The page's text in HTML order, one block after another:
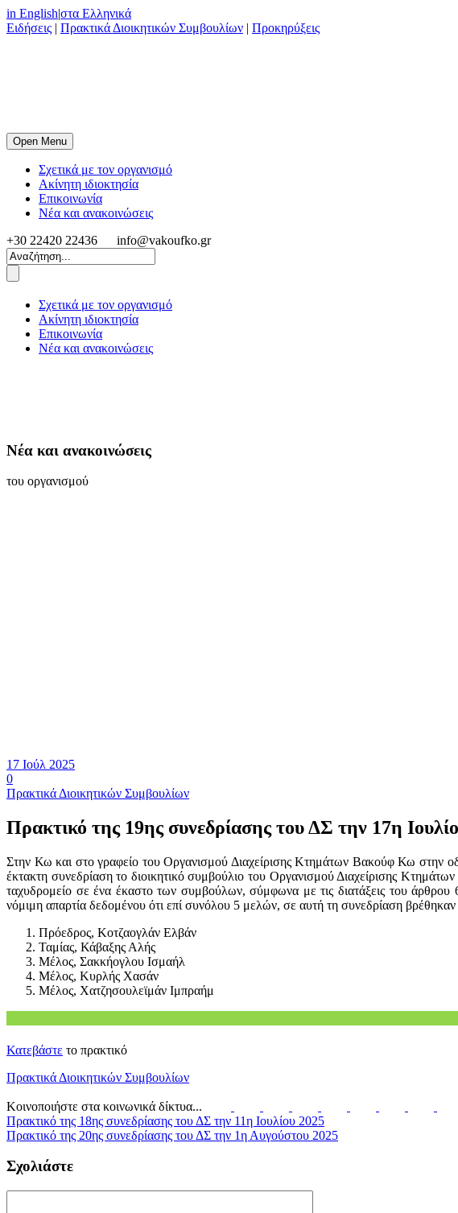
in English|στα Ελληνικά
Ειδήσεις | Πρακτικά Διοικητικών Συμβουλίων | Προκηρύξεις
Open Menu
Σχετικά με τον οργανισμό
Ακίνητη ιδιοκτησία
Επικοινωνία
Νέα και ανακοινώσεις
+30 22420 22436
info@vakoufko.gr
Σχετικά με τον οργανισμό
Ακίνητη ιδιοκτησία
Επικοινωνία
Νέα και ανακοινώσεις
Νέα και ανακοινώσεις
του οργανισμού
17 Ιούλ 2025
0
Πρακτικά Διοικητικών Συμβουλίων
Πρακτικό της 19ης συνεδρίασης του ΔΣ την 17η
Στην Κω και στο γραφείο του Οργανισμού Διαχείρισης Κτημάτων Βακούφ Κω στην
έκτακτη συνεδρίαση το διοικητικό συμβούλιο του Οργανισμού Διαχείρισης
ταχυδρομείο σε ένα έκαστο των συμβούλων, σύμφωνα με τις διατάξεις του
νόμιμη απαρτία δεδομένου ότι επί συνόλου 5 μελών, σε αυτή τη συνεδρίαση βρέθηκαν
Πρόεδρος, Κοτζαογλάν Ελβάν
Ταμίας, Κάβαξης Αλής
Μέλος, Σακκήογλου Ισμαήλ
Μέλος, Κυρλής Χασάν
Μέλος, Χατζησουλεϊμάν Ιμπραήμ
Κατεβάστε το πρακτικό
Πρακτικά Διοικητικών Συμβουλίων
Κοινοποιήστε στα κοινωνικά δίκτυα...
Πρακτικό της 18ης συνεδρίασης του ΔΣ την 11η Ιουλίου 2025
Πρακτικό της 20ης συνεδρίασης του ΔΣ την 1η Αυγούστου 2025
Σχολιάστε